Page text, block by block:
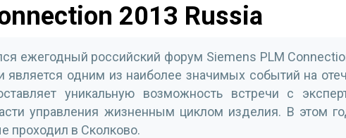
2013 Russia
ежегодный российский форум Siemens PLM
является одним из наиболее значимых событий на
уникальную возможность встречи с
управления жизненным циклом изделия. В этом
проходил в Сколково.